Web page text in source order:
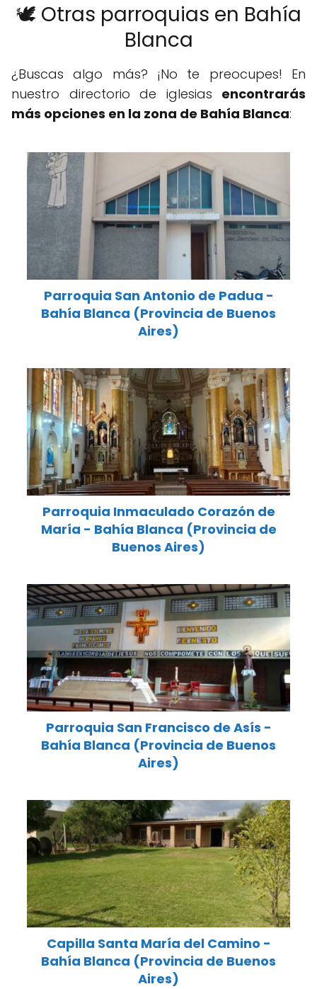
🕊️ Otras parroquias en Bahía
Blanca
¿Buscas algo más? ¡No te preocupes! En
nuestro directorio de iglesias encontrarás
más opciones en la zona de Bahía Blanca:
Parroquia San Antonio de Padua -
Bahía Blanca (Provincia de Buenos
Aires)
Parroquia Inmaculado Corazón de
María - Bahía Blanca (Provincia de
Buenos Aires)
Parroquia San Francisco de Asís -
Bahía Blanca (Provincia de Buenos
Aires)
Capilla Santa María del Camino -
Bahía Blanca (Provincia de Buenos
Aires)